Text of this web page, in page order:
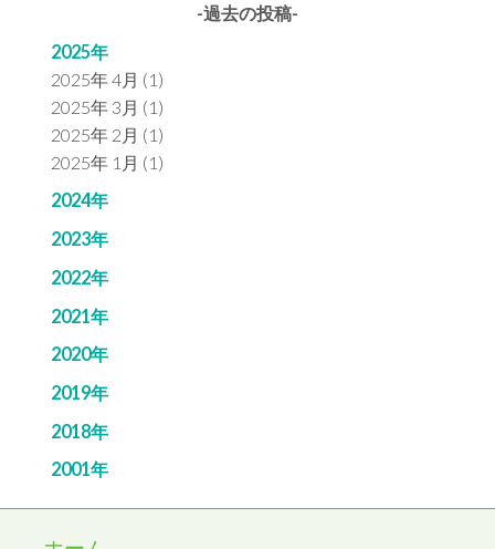
-過去の投稿-
2025年
2025年 4月 (1)
2025年 3月 (1)
2025年 2月 (1)
2025年 1月 (1)
2024年
2023年
2022年
2021年
2020年
2019年
2018年
2001年